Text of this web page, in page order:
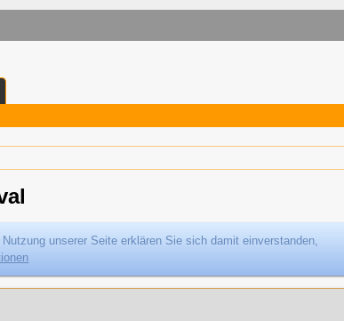
unserer Seite erklären Sie sich damit einverstanden,